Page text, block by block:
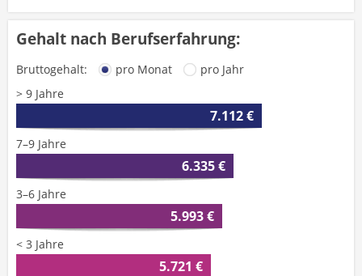
Gehalt nach Berufserfahrung:
Bruttogehalt: pro Monat
pro Jahr
> 9 Jahre
7.112 €
7–9 Jahre
6.335 €
3–6 Jahre
5.993 €
< 3 Jahre
5.721 €